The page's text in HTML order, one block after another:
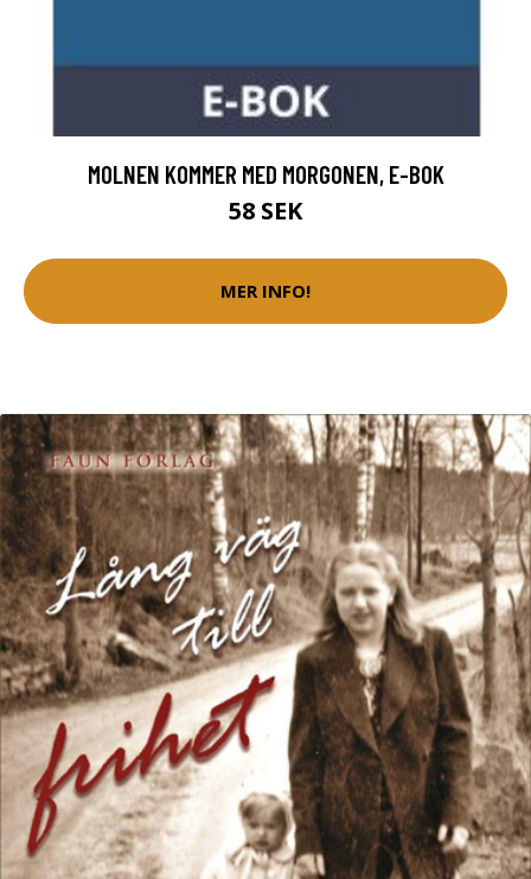
MOLNEN KOMMER MED MORGONEN, E-BOK
58 SEK
MER INFO!